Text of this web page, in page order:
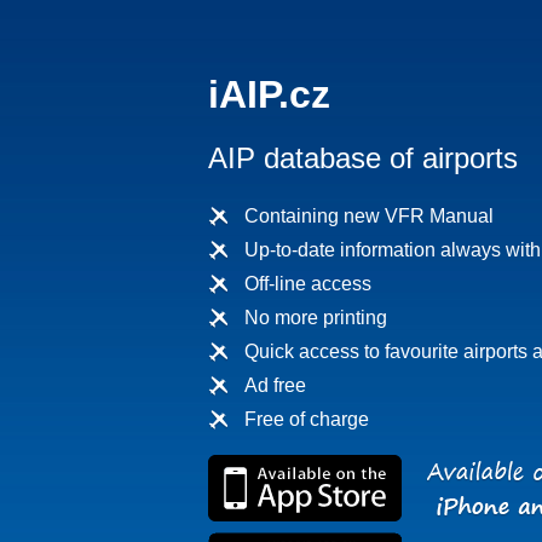
iAIP.cz
AIP database of airports
Containing new VFR Manual
Up-to-date information always
Off-line access
No more printing
Quick access to favourite airports
Ad free
Free of charge